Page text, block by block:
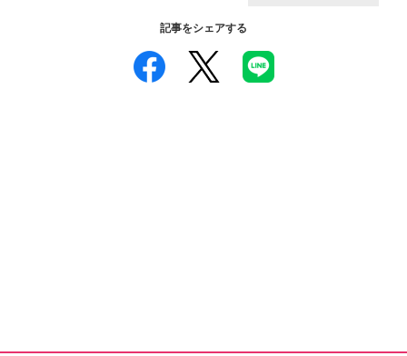
記事をシェアする